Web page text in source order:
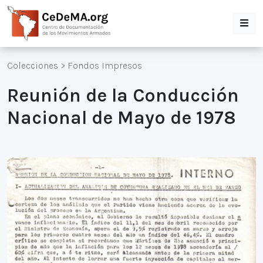
Colecciones > Fondos Impresos
Reunión de la Conducción
Nacional de Mayo de 1978